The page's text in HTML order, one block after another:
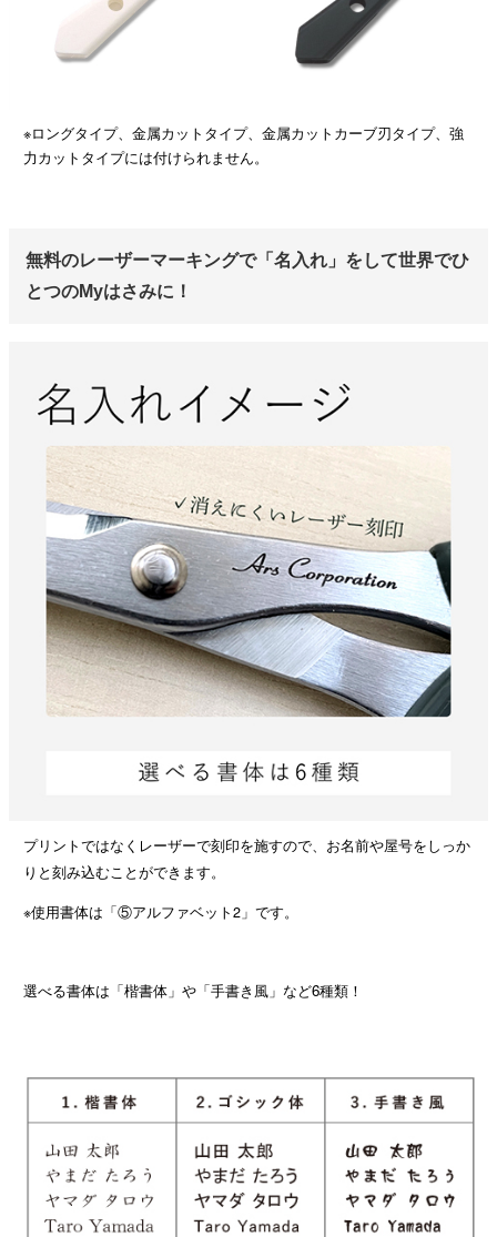
※ロングタイプ、金属カットタイプ、金属カットカーブ刃タイプ、強
力カットタイプには付けられません。
無料のレーザーマーキングで「名入れ」をして世界でひ
とつのMyはさみに！
プリントではなくレーザーで刻印を施すので、お名前や屋号をしっか
りと刻み込むことができます。
※使用書体は「⑤アルファベット2」です。
選べる書体は「楷書体」や「手書き風」など6種類！